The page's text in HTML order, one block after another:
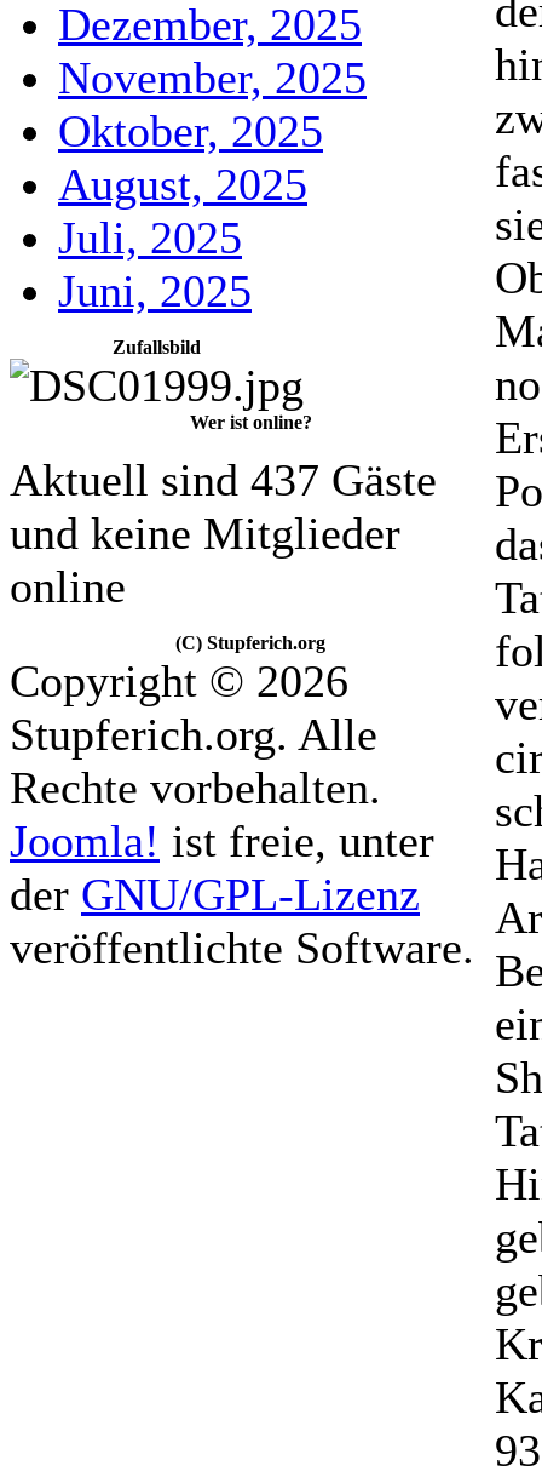
Dezember, 2025
November, 2025
Oktober, 2025
August, 2025
Juli, 2025
Juni, 2025
Zufallsbild
Wer ist online?
Aktuell sind 437 Gäste
und keine Mitglieder
online
(C) Stupferich.org
Copyright © 2026
Stupferich.org. Alle
Rechte vorbehalten.
Joomla! ist freie, unter
der GNU/GPL-Lizenz
veröffentlichte Software.